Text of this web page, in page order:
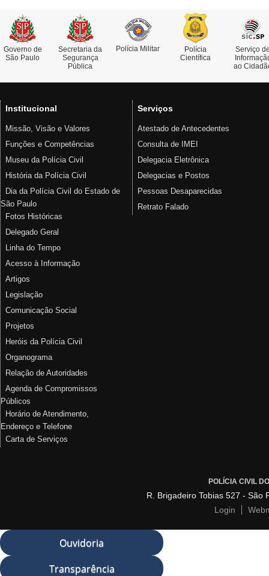
Governo de
São Paulo
Secretaria da
Segurança
Pública
Polícia Militar
Polícia
Científica
Serviço
ao
Institucional
Missão, Visão e Valores
Funções e Competências
Museu da Polícia Civil
História da Polícia Civil
Dia da Polícia Civil do Estado de
São Paulo
Fotos Históricas
Delegado Geral
Linha do Tempo
Acesso à Informação
Artigos
Legislação
Comunicação Social
Projetos
Heróis da Polícia Civil
Organograma
Relação de Autoridades
Agenda de Compromissos
Públicos
Horário de Atendimento,
Endereço e Telefone
Carta de Serviços
Serviços
Atestado de Antecedentes
Consulta de IMEI
Delegacia Eletrônica
Delegacias e Postos
Pessoas Desaparecidas
Retrato Falado
POLÍCIA CIVIL
R. Brigadeiro Tobias 527 - São
Login
Ouvidoria
Transparência